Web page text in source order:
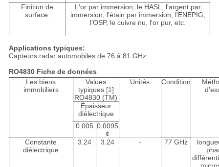
Finition de
surface:
L'or par immersion, le HASL, l'argent par
immersion, l'étain par immersion, l'ENEPIG,
l'OSP, le cuivre nu, l'or pur, etc.
Applications typiques:
Capteurs radar automobiles de 76 à 81 GHz
RO4830 Fiche de données
Les biens
immobiliers
Values
typiques [1]
RO4830 (TM)
Unités Condition
Épaisseur
diélectrique
0.005 0.0095
¢
Constante
diélectrique
3.24 3.24 - 77 GHz